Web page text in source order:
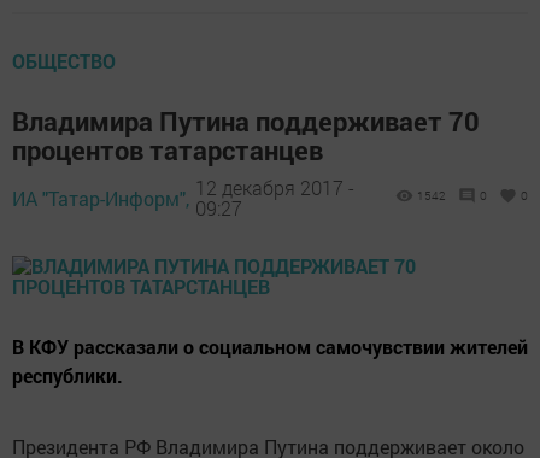
ОБЩЕСТВО
Владимира Путина поддерживает 70
процентов татарстанцев
ИА "Татар-Информ", 12 декабря 2017 -
09:27
1542 0 0
В КФУ рассказали о социальном самочувствии жителей
республики.
Президента РФ Владимира Путина поддерживает около